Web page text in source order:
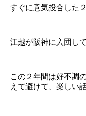
すぐに意気投合した
江越が阪神に入団し
この２年間は好不調
えて避けて、楽しい